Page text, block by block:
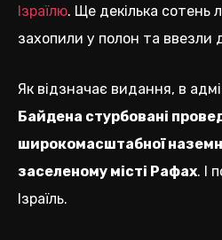
Ізраїлю. Ще декілька сотень
захопили у полон та ввезли
Як відзначає видання, в
Байдена стурбовані
широкомасштабної
заселеному місті Рафах. І
Ізраїль.